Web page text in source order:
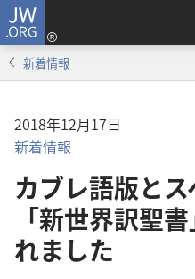
JW.ORG
新着情報
2018年12月17日
新着情報
カブレ語版と
「新世界訳聖
れました